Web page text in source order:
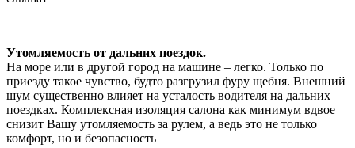
Утомляемость от дальних поездок.
На море или в другой город на машине – легко. Только по
приезду такое чувство, будто разгрузил фуру щебня. Внешний
шум существенно влияет на усталость водителя на дальних
поездках. Комплексная изоляция салона как минимум вдвое
снизит Вашу утомляемость за рулем, а ведь это не только
комфорт, но и безопасность